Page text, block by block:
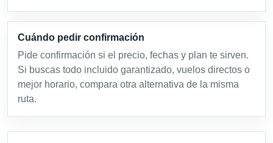
Cuándo pedir confirmación
Pide confirmación si el precio, fechas y plan te sirven.
Si buscas todo incluido garantizado, vuelos directos o
mejor horario, compara otra alternativa de la misma
ruta.